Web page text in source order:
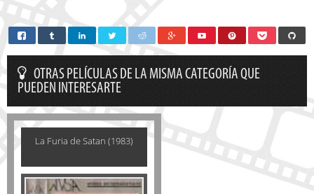
OTRAS PELÍCULAS DE LA MISMA CATEGORÍA QUE
PUEDEN INTERESARTE
La Furia de Satan (1983)